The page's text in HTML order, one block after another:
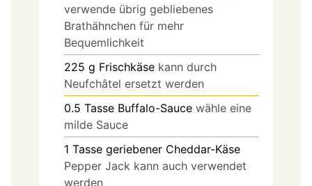
verwende übrig gebliebenes
Brathähnchen für mehr
Bequemlichkeit
225 g Frischkäse kann durch
Neufchâtel ersetzt werden
0.5 Tasse Buffalo-Sauce wähle eine
milde Sauce
1 Tasse geriebener Cheddar-Käse
Pepper Jack kann auch verwendet
werden